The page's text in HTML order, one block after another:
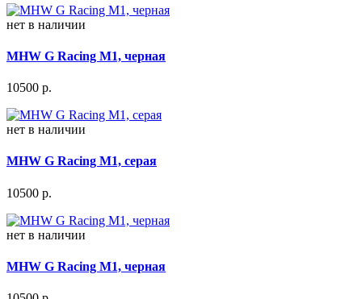
нет в наличии
MHW G Racing M1, черная
10500 р.
нет в наличии
MHW G Racing M1, серая
10500 р.
нет в наличии
MHW G Racing M1, черная